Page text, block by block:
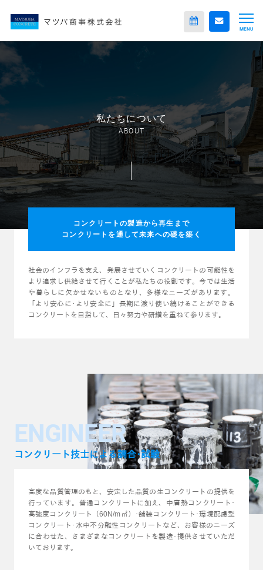
MENU
私たちについて
ABOUT
コンクリートの製造から再生まで
コンクリートを通して未来への礎を築く
社会のインフラを支え、発展させていくコンクリートの可能性を
より追求し供給させて行くことが私たちの役割です。今では生活
や暮らしに欠かせないものとなり、多様なニーズがあります。
「より安心に･より安全に」長期に渡り使い続けることができる
コンクリートを目指して、日々努力や研鑽を重ねて参ります。
ENGINEER
コンクリート技士による調合･試験
高度な品質管理のもと、安定した品質の生コンクリートの提供を
行っています。普通コンクリートに加え、中庸熱コンクリート･
高強度コンクリート（60N/m㎡）･舗装コンクリート･環境配慮型
コンクリート･水中不分離性コンクリートなど、お客様のニーズ
に合わせた、さまざまなコンクリートを製造･提供させていただ
いております。